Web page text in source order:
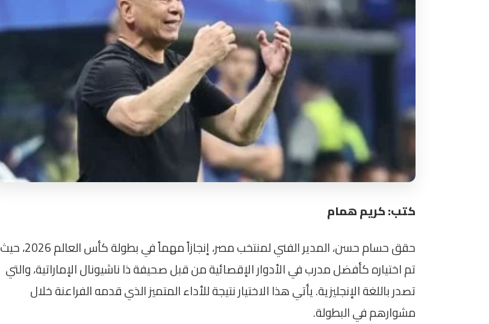
كتب: كريم همام
حقق حسام حسن، المدير الفني لمنتخب مصر، إنجازاً مهماً في بطولة كأس العالم 2026، حيث
تم اختياره كأفضل مدرب في الأدوار الإقصائية من قبل صحيفة ذا ناشيونال الإماراتية، والتي
تصدر باللغة الإنجليزية. يأتي هذا الاختيار نتيجة للأداء المتميز الذي قدمه الفراعنة خلال
مشوارهم في البطولة.